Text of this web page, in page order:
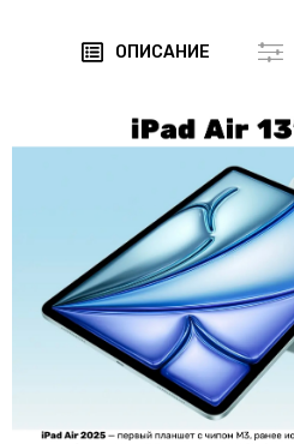
ОПИСАНИЕ